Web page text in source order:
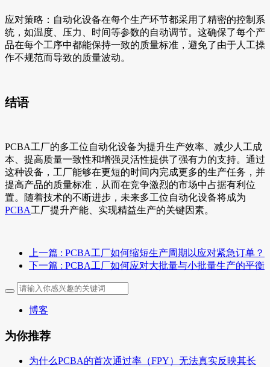
应对策略：自动化设备在每个生产环节都采用了精密的控制系
统，如温度、压力、时间等参数的自动调节。这确保了每个产
品在每个工序中都能保持一致的质量标准，避免了由于人工操
作不规范而导致的质量波动。
结语
PCBA工厂的多工位自动化设备为提升生产效率、减少人工成
本、提高质量一致性和增强灵活性提供了强有力的支持。通过
这种设备，工厂能够在更短的时间内完成更多的生产任务，并
提高产品的质量标准，从而在竞争激烈的市场中占据有利位
置。随着技术的不断进步，未来多工位自动化设备将成为
PCBA工厂提升产能、实现精益生产的关键因素。
上一篇 : PCBA工厂如何缩短生产周期以应对紧急订单？
下一篇 : PCBA工厂如何应对大批量与小批量生产的平衡
博客
为你推荐
为什么PCBA的首次通过率（FPY）无法真实反映其长